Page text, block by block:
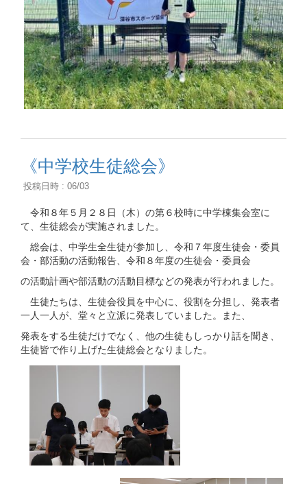
《中学校生徒総会》
投稿日時 : 06/03
令和８年５月２８日（木）の第６校時に中学棟集会室に
て、生徒総会が実施されました。
総会は、中学生全生徒が参加し、令和７年度生徒会・委員
会・部活動の活動報告、令和８年度の生徒会・委員会
の活動計画や部活動の活動目標などの発表が行われました。
生徒たちは、生徒会役員を中心に、役割を分担し、発表者
一人一人が、堂々と立派に発表していました。また、
発表をする生徒だけでなく、他の生徒もしっかり話を聞き、
生徒皆で作り上げた生徒総会となりました。